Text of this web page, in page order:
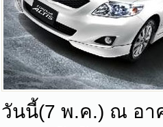
วันนี้(7 พ.ค.) ณ อา